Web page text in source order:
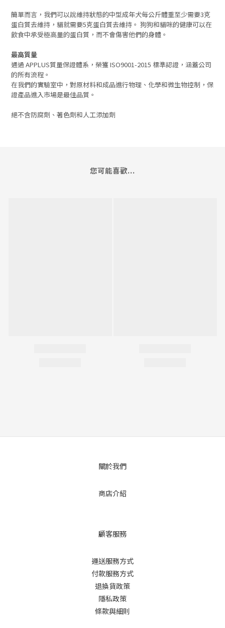
簡單而言，我們可以說維持狀態的中型成年犬每公斤體重至少需要3克
蛋白質去維持，貓就需要5克蛋白質去維持。 狗狗和貓咪的健康可以在
飲食中承受極高量的蛋白質，而不會傷害他們的身體。
最高質量
通過 APPLUS質量保證體系，榮獲 ISO9001-2015 標準認證，涵蓋公司
的所有流程。
在我們的實驗室中，對原材料和成品進行物理、化學和微生物控制，保
證產品進入市場是最佳品質。
絕不含防腐劑、著色劑和人工添加劑
您可能喜歡...
關於我們
商店介紹
顧客服務
運送服務方式
付款服務方式
退換貨政策
隱私政策
條款與細則